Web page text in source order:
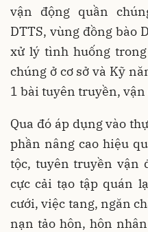
vận động quần
DTTS, vùng đồng bào
xử lý tình huống
chúng ở cơ sở và Kỹ
1 bài tuyên truyền, vận
Qua đó áp dụng vào
phần nâng cao hiệu
tộc, tuyên truyền vận
cực cải tạo tập quán
cưới, việc tang, ngăn
nạn tảo hôn, hôn